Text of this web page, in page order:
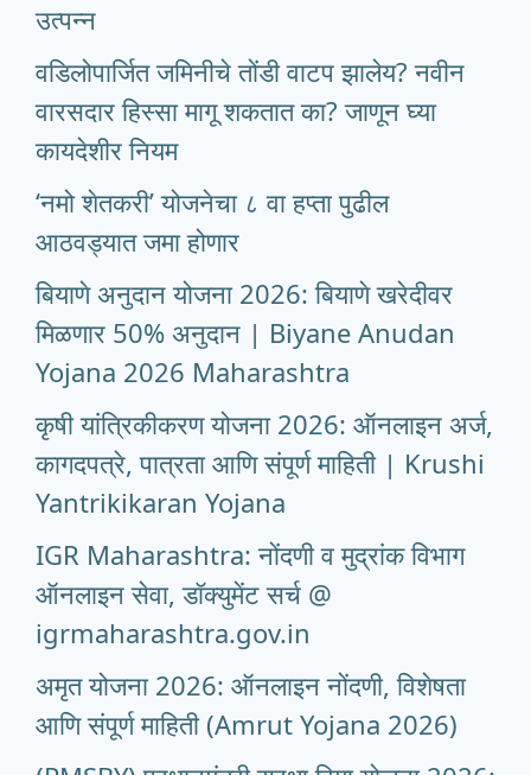
उत्पन्न
वडिलोपार्जित जमिनीचे तोंडी वाटप झालेय? नवीन
वारसदार हिस्सा मागू शकतात का? जाणून घ्या
कायदेशीर नियम
‘नमो शेतकरी’ योजनेचा ८ वा हप्ता पुढील
आठवड्यात जमा होणार
बियाणे अनुदान योजना 2026: बियाणे खरेदीवर
मिळणार 50% अनुदान | Biyane Anudan
Yojana 2026 Maharashtra
कृषी यांत्रिकीकरण योजना 2026: ऑनलाइन अर्ज,
कागदपत्रे, पात्रता आणि संपूर्ण माहिती | Krushi
Yantrikikaran Yojana
IGR Maharashtra: नोंदणी व मुद्रांक विभाग
ऑनलाइन सेवा, डॉक्युमेंट सर्च @
igrmaharashtra.gov.in
अमृत योजना 2026: ऑनलाइन नोंदणी, विशेषता
आणि संपूर्ण माहिती (Amrut Yojana 2026)